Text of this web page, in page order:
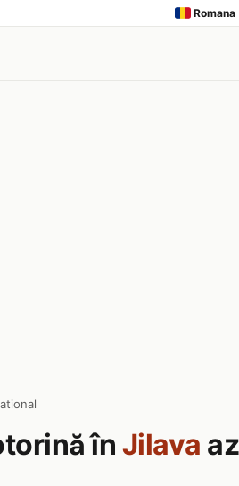
Romana
în Jilava